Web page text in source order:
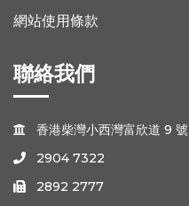
網站使用條款
聯絡我們
 香港柴灣小西灣富欣道 9 號
 2904 7322
 2892 2777